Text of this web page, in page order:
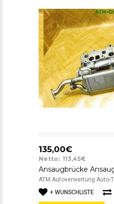
135,00€
Netto: 113,45€
ATM Autoverwertung Auto-
+ WUNSCHLISTE